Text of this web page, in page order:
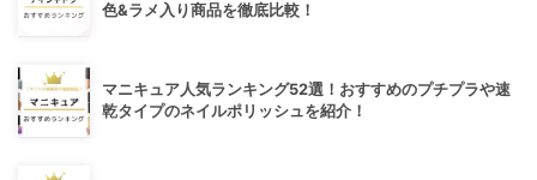
色&ラメ入り商品を徹底比較！
マニキュア人気ランキング52選！おすすめのプチプラや速
乾タイプのネイルポリッシュを紹介！